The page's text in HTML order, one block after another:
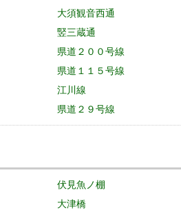
大須観音西通
竪三蔵通
県道２００号線
県道１１５号線
江川線
県道２９号線
伏見魚ノ棚
大津橋